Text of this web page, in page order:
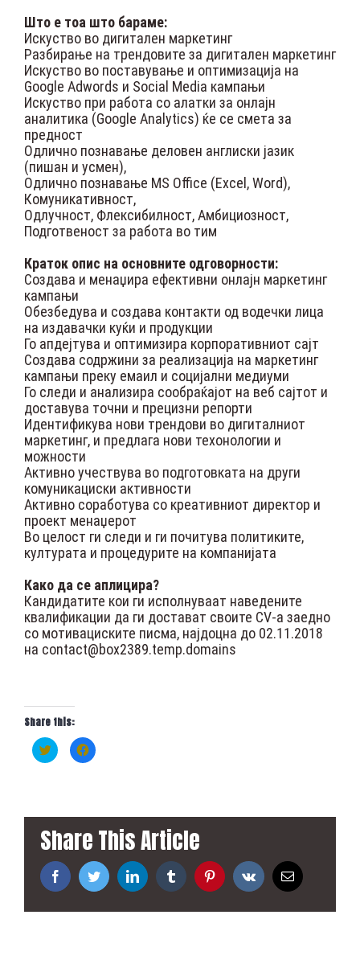
Што е тоа што бараме:
Искуство во дигитален маркетинг
Разбирање на трендовите за дигитален маркетинг
Искуство во поставување и оптимизација на
Google Adwords и Social Media кампањи
Искуство при работа со алатки за онлајн
аналитика (Google Analytics) ќе се смета за
предност
Одлично познавање деловен англиски јазик
(пишан и усмен),
Одлично познавање MS Office (Excel, Word),
Комуникативност,
Одлучност, Флексибилност, Амбициозност,
Подготвеност за работа во тим
Краток опис на основните одговорности:
Создава и менаџира ефективни онлајн маркетинг
кампањи
Обезбедува и создава контакти од водечки лица
на издавачки куќи и продукции
Го апдејтува и оптимизира корпоративниот сајт
Создава содржини за реализација на маркетинг
кампањи преку емаил и социјални медиуми
Го следи и анализира сообраќајот на веб сајтот и
доставува точни и прецизни репорти
Идентификува нови трендови во дигиталниот
маркетинг, и предлага нови техонологии и
можности
Активно учествува во подготовката на други
комуникациски активности
Активно соработува со креативниот директор и
проект менаџерот
Во целост ги следи и ги почитува политиките,
културата и процедурите на компанијата
Како да се аплицира?
Кандидатите кои ги исполнуваат наведените
квалификации да ги достават своите CV-а заедно
со мотивациските писма, најдоцна до 02.11.2018
на contact@box2389.temp.domains
Share this:
C
l
s
a
e
o
n
T
w
t
C
l
s
a
r
e
o
n
F
a
e
Share This Article
FacebookTwitterLinkedIn Tumblr PinterestVk Email